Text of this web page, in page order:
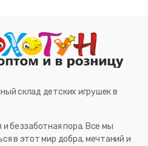
склад детских игрушек в
беззаботная пора. Все мы
в этот мир добра, мечтаний и